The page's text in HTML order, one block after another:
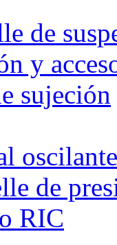
de
y
sujeción
oscilante
de
RIC